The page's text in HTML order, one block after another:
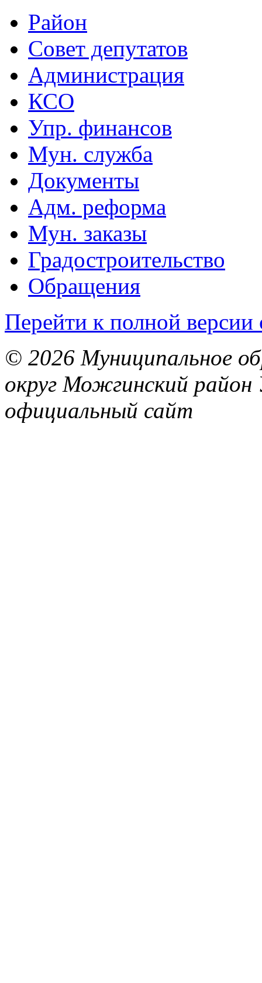
Район
Совет депутатов
Администрация
КСО
Упр. финансов
Мун. служба
Документы
Адм. реформа
Мун. заказы
Градостроительство
Обращения
Перейти к полной версии
© 2026 Муниципальное
округ Можгинский район
официальный сайт